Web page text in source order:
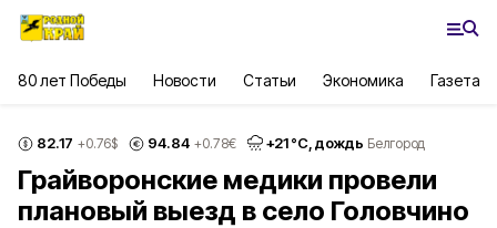
80 лет Победы Новости Статьи Экономика Газета
82.17 +0.76$ 94.84 +0.78€ +21°С, дождь Белгород
Грайворонские медики провели
плановый выезд в село Головчино